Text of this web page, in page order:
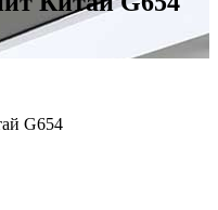
G654